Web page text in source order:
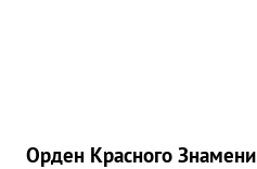
Орден Красного Знамени